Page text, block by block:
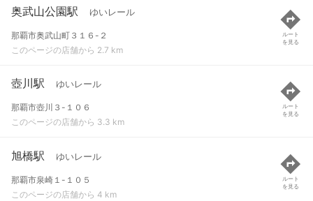
奥武山公園駅 ゆいレール
那覇市奥武山町３１６-２
このページの店舗から 2.7 km
ルート
を見る
壺川駅 ゆいレール
那覇市壺川３-１０６
このページの店舗から 3.3 km
ルート
を見る
旭橋駅 ゆいレール
那覇市泉崎１-１０５
このページの店舗から 4 km
ルート
を見る